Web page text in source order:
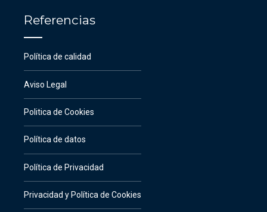
Referencias
Política de calidad
Aviso Legal
Politica de Cookies
Política de datos
Política de Privacidad
Privacidad y Política de Cookies